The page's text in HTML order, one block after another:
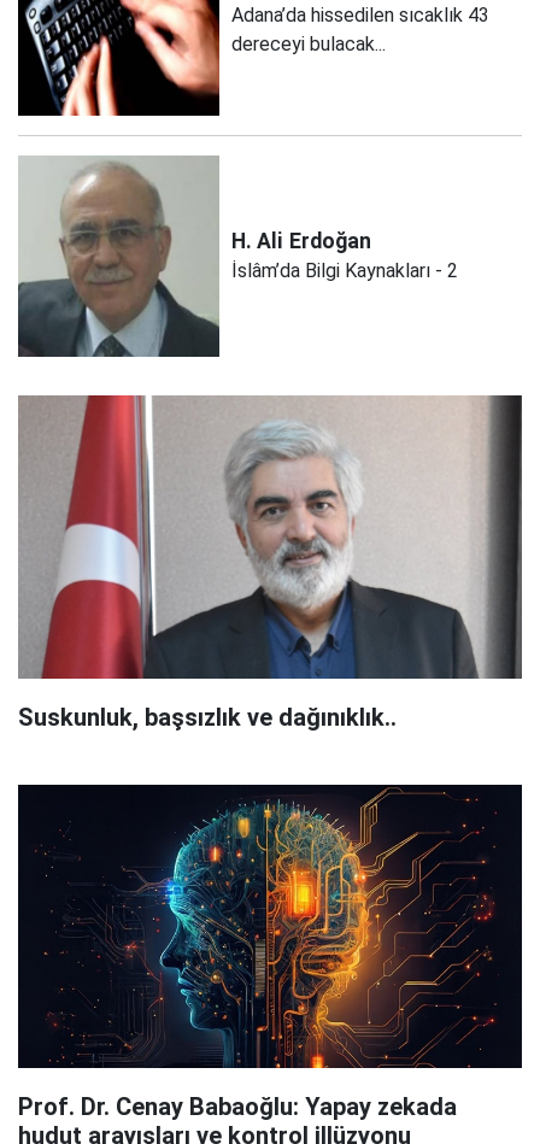
Adana’da hissedilen sıcaklık 43
dereceyi bulacak...
H. Ali Erdoğan
İslâm’da Bilgi Kaynakları - 2
Suskunluk, başsızlık ve dağınıklık..
Prof. Dr. Cenay Babaoğlu: Yapay zekada
hudut arayışları ve kontrol illüzyonu